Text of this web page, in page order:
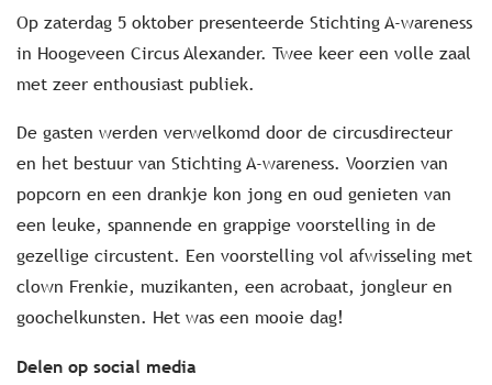
Op zaterdag 5 oktober presenteerde Stichting A-wareness
in Hoogeveen Circus Alexander. Twee keer een volle zaal
met zeer enthousiast publiek.
De gasten werden verwelkomd door de circusdirecteur
en het bestuur van Stichting A-wareness. Voorzien van
popcorn en een drankje kon jong en oud genieten van
een leuke, spannende en grappige voorstelling in de
gezellige circustent. Een voorstelling vol afwisseling met
clown Frenkie, muzikanten, een acrobaat, jongleur en
goochelkunsten. Het was een mooie dag!
Delen op social media